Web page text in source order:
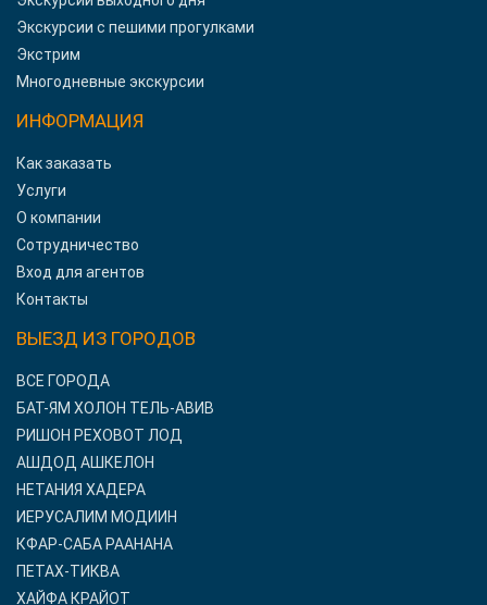
Экскурсии с пешими прогулками
Экстрим
Многодневные экскурсии
ИНФОРМАЦИЯ
Как заказать
Услуги
О компании
Сотрудничество
Вход для агентов
Контакты
ВЫЕЗД ИЗ ГОРОДОВ
ВСЕ ГОРОДА
БАТ-ЯМ ХОЛОН ТЕЛЬ-АВИВ
РИШОН РЕХОВОТ ЛОД
АШДОД АШКЕЛОН
НЕТАНИЯ ХАДЕРА
ИЕРУСАЛИМ МОДИИН
КФАР-САБА РААНАНА
ПЕТАХ-ТИКВА
ХАЙФА КРАЙОТ